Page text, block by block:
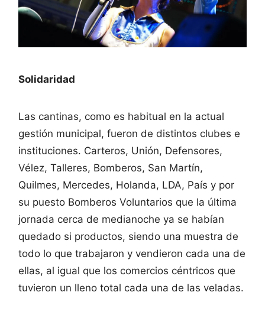
Solidaridad
Las cantinas, como es habitual en la actual
gestión municipal, fueron de distintos clubes e
instituciones. Carteros, Unión, Defensores,
Vélez, Talleres, Bomberos, San Martín,
Quilmes, Mercedes, Holanda, LDA, País y por
su puesto Bomberos Voluntarios que la última
jornada cerca de medianoche ya se habían
quedado si productos, siendo una muestra de
todo lo que trabajaron y vendieron cada una de
ellas, al igual que los comercios céntricos que
tuvieron un lleno total cada una de las veladas.